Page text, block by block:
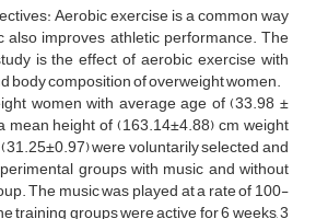
Aerobic exercise is a common way
also improves athletic performance. The
is the effect of aerobic exercise with
body composition of overweight women.
women with average age of (33.98 ±
mean height of (163.14±4.88) cm weight
were voluntarily selected and
groups with music and without
The music was played at a rate of 100-